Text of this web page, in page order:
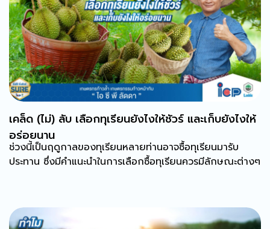
เคล็ด (ไม่) ลับ เลือกทุเรียนยังไงให้ชัวร์ และเก็บยังไงให้
อร่อยนาน
ช่วงนี้เป็นฤดูกาลของทุเรียนหลายท่านอาจซื้อทุเรียนมารับ
ประทาน ซึ่งมีคำแนะนำในการเลือกซื้อทุเรียนควรมีลักษณะต่างๆ